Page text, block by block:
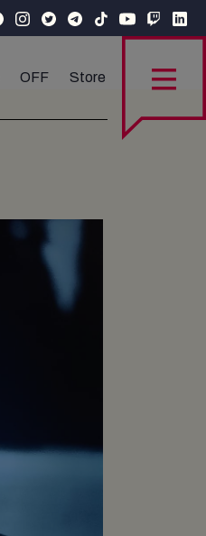
OFF Store